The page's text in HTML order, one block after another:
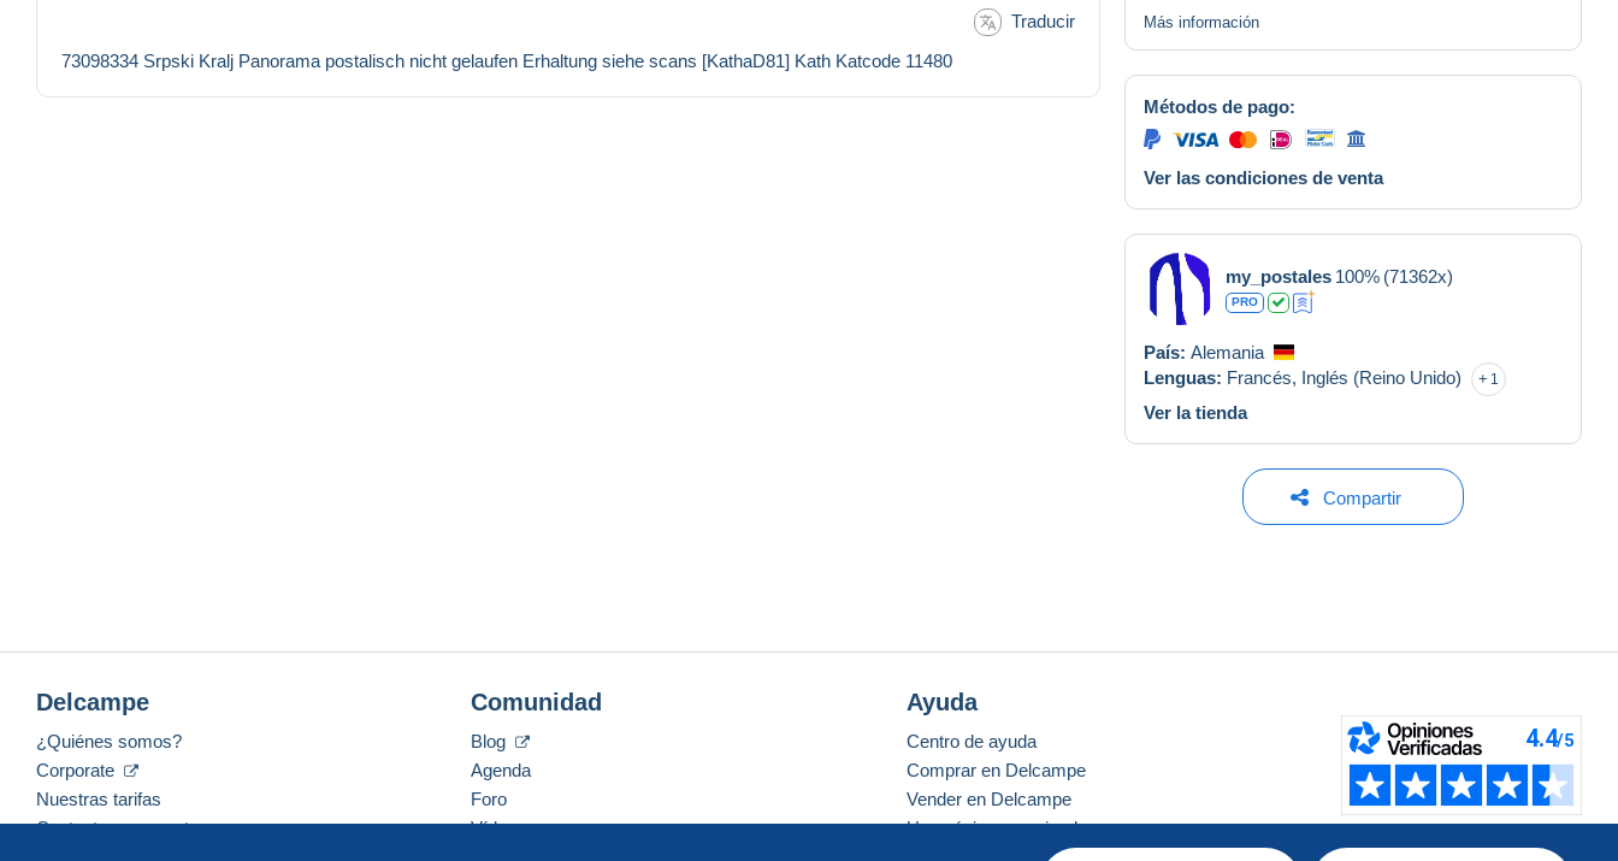
Traducir
73098334 Srpski Kralj Panorama postalisch nicht gelaufen Erhaltung siehe scans [KathaD81] Kath Katcode 11480
Más información
Métodos de pago:
Ver las condiciones de venta
my_postales 100% (71362x)
PRO
País: Alemania
Lenguas: Francés, Inglés (Reino Unido) 1
Ver la tienda
Compartir
Delcampe
¿Quiénes somos?
Corporate
Nuestras tarifas
Contacte con nosotros
Comunidad
Blog
Agenda
Foro
Vídeos
Ayuda
Centro de ayuda
Comprar en Delcampe
Vender en Delcampe
Una página securizada